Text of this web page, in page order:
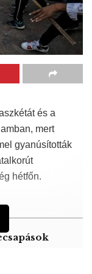
és a
mert
gyanúsították
hétfőn.